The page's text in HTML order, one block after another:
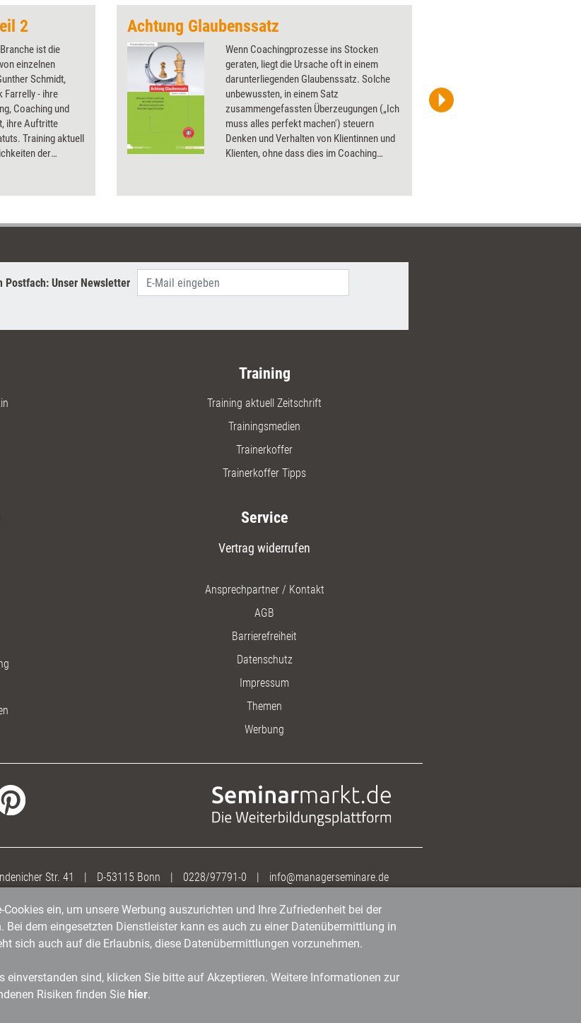
2
ist die
einzelnen
Schmidt,
Farrelly - ihre
Coaching und
ihre Auftritte
Training aktuell
der
Achtung Glaubenssatz
Wenn Coachingprozesse ins Stocken
geraten, liegt die Ursache oft in einem
darunterliegenden Glaubenssatz. Solche
unbewussten, in einem Satz
zusammengefassten Überzeugungen („Ich
muss alles perfekt machen') steuern
Denken und Verhalten von Klientinnen und
Klienten, ohne dass dies im Coaching
sich diese Ebene gezielt erschließen und
praxisnahes Rüstzeug für alle, die im
Postfach: Unser Newsletter
Training
Training aktuell Zeitschrift
Trainingsmedien
Trainerkoffer
Trainerkoffer Tipps
Service
Vertrag widerrufen
Ansprechpartner / Kontakt
AGB
Barrierefreiheit
Datenschutz
Impressum
Themen
Werbung
Str. 41 | D-53115 Bonn | 0228/97791-0 | info@managerseminare.de
ein, um unsere Werbung auszurichten und Ihre Zufriedenheit bei der
Bei dem eingesetzten Dienstleister kann es auch zu einer Datenübermittlung in
sich auch auf die Erlaubnis, diese Datenübermittlungen vorzunehmen.
einverstanden sind, klicken Sie bitte auf Akzeptieren. Weitere Informationen zur
Risiken finden Sie hier.